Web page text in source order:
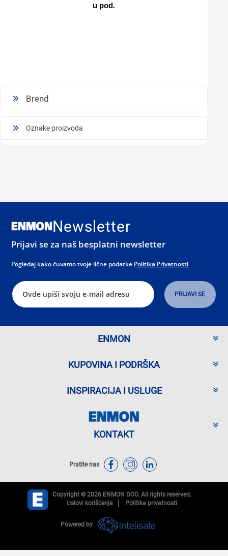
u pod.
Brend
Oznake proizvoda
Newsletter
Prijavi se za naš besplatni newsletter
Pogledaj kako čuvamo tvoje lične podatke Politika Privatnosti
ENMON
KUPOVINA I PODRŠKA
INSPIRACIJA I USLUGE
KONTAKT
Pratite nas
Copyright © 2026 ENMON DOO. All rights reserved.
Uslovi korišćenja
Politika privatnosti
Powered by